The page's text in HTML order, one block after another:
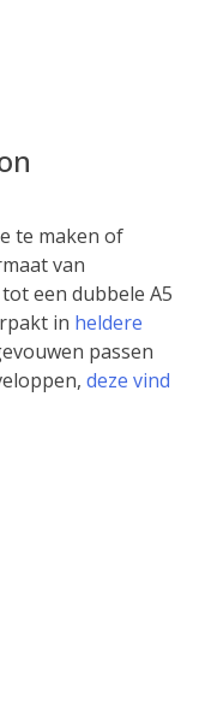
te maken of
van
een dubbele A5
in heldere
passen
deze vind